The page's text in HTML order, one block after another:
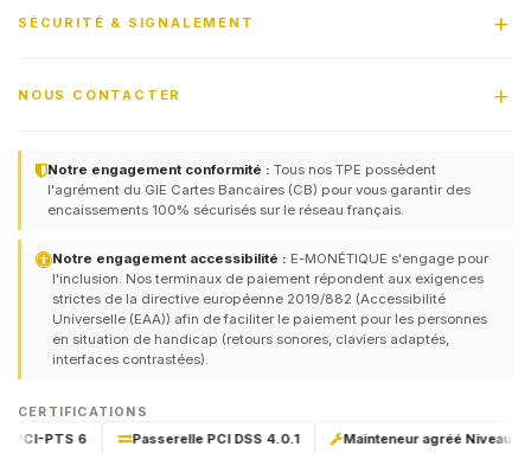
SÉCURITÉ & SIGNALEMENT
NOUS CONTACTER
Notre engagement conformité : Tous nos TPE possèdent
l'agrément du GIE Cartes Bancaires (CB) pour vous garantir des
encaissements 100% sécurisés sur le réseau français.
Notre engagement accessibilité : E-MONÉTIQUE s'engage pour
l'inclusion. Nos terminaux de paiement répondent aux exigences
strictes de la directive européenne 2019/882 (Accessibilité
Universelle (EAA)) afin de faciliter le paiement pour les personnes
en situation de handicap (retours sonores, claviers adaptés,
interfaces contrastées).
CERTIFICATIONS
PCI-PTS 6 Passerelle PCI DSS 4.0.1 Mainteneur agréé Niveau 1